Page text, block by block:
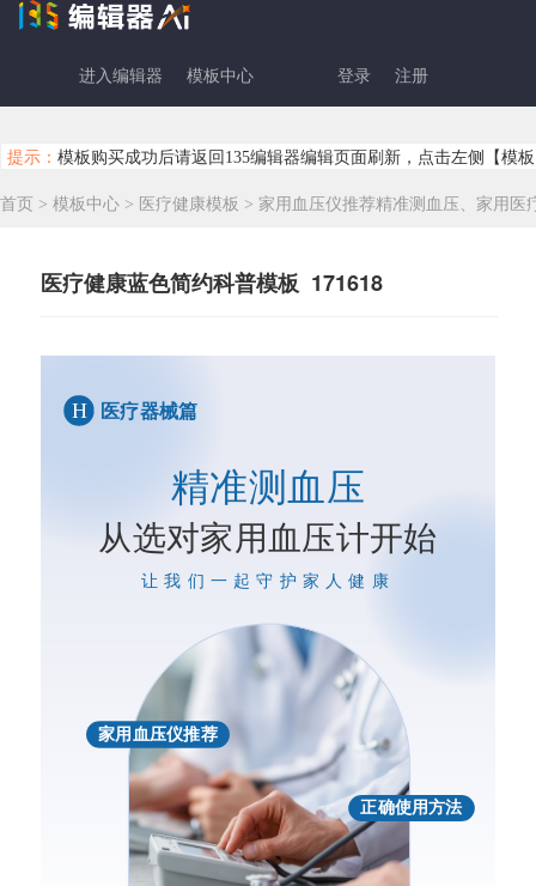
进入编辑器 模板中心 登录 注册
提示： 模板购买成功后请返回135编辑器编辑页面刷新，点击左侧【模
首页 > 模板中心 > 医疗健康模板 > 家用血压仪推荐精准测血压、家用医
医疗健康蓝色简约科普模板 171618
精准测血压
从选对家用血压计开始
H 医疗器械篇
家用血压仪推荐
正确使用方法
让我们一起守护家人健康